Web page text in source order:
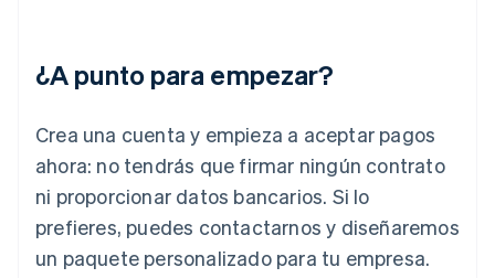
¿A punto para empezar?
Crea una cuenta y empieza a aceptar pagos
ahora: no tendrás que firmar ningún contrato
ni proporcionar datos bancarios. Si lo
prefieres, puedes contactarnos y diseñaremos
un paquete personalizado para tu empresa.
Letonia
English
Deutsch English
Lituania
English
Luxemburgo
Français DeutschEnglish
English简体中文